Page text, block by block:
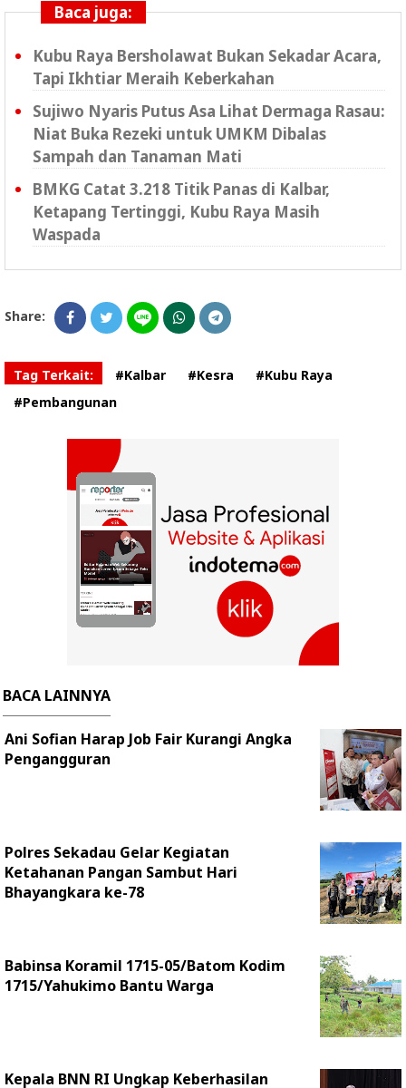
Baca juga:
Kubu Raya Bersholawat Bukan Sekadar Acara,
Tapi Ikhtiar Meraih Keberkahan
Sujiwo Nyaris Putus Asa Lihat Dermaga Rasau:
Niat Buka Rezeki untuk UMKM Dibalas
Sampah dan Tanaman Mati
BMKG Catat 3.218 Titik Panas di Kalbar,
Ketapang Tertinggi, Kubu Raya Masih
Waspada
Share:
Tag Terkait: #Kalbar #Kesra
#Kubu Raya
#Pembangunan
BACA LAINNYA
Ani Sofian Harap Job Fair Kurangi Angka
Pengangguran
Polres Sekadau Gelar Kegiatan
Ketahanan Pangan Sambut Hari
Bhayangkara ke-78
Babinsa Koramil 1715-05/Batom Kodim
1715/Yahukimo Bantu Warga
Kepala BNN RI Ungkap Keberhasilan